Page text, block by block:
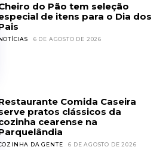
do Pão tem seleção
de itens para o Dia dos
6 DE AGOSTO DE 2026
Comida Caseira
pratos clássicos da
cearense na
DA GENTE 6 DE AGOSTO DE 2026